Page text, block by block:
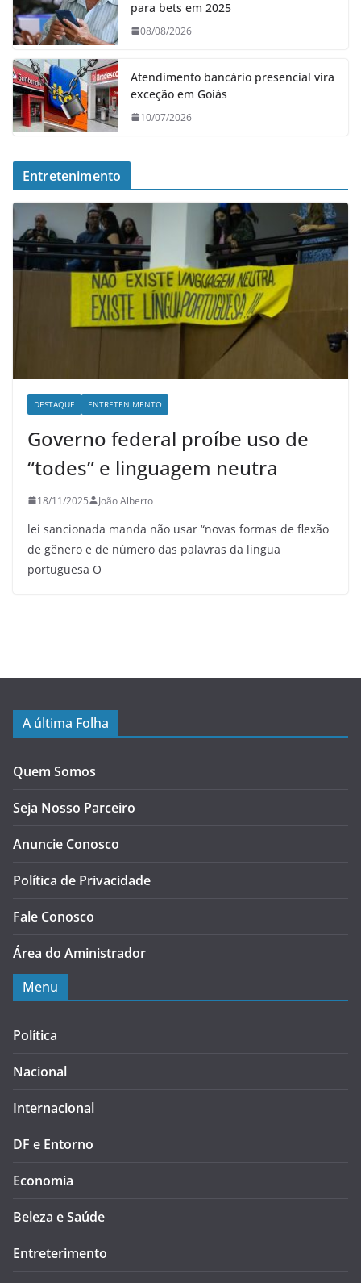
para bets em 2025
08/08/2026
Atendimento bancário presencial vira
exceção em Goiás
10/07/2026
Entretenimento
DESTAQUE ENTRETENIMENTO
Governo federal proíbe uso de
“todes” e linguagem neutra
18/11/2025 João Alberto
lei sancionada manda não usar “novas formas de flexão
de gênero e de número das palavras da língua
portuguesa O
A última Folha
Quem Somos
Seja Nosso Parceiro
Anuncie Conosco
Política de Privacidade
Fale Conosco
Área do Aministrador
Menu
Política
Nacional
Internacional
DF e Entorno
Economia
Beleza e Saúde
Entreterimento